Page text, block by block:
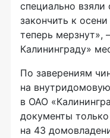
специально взяли
закончить к
теперь мерзнут»,
Калининграду»
По заверениям
на
в ОАО
документы
на 43